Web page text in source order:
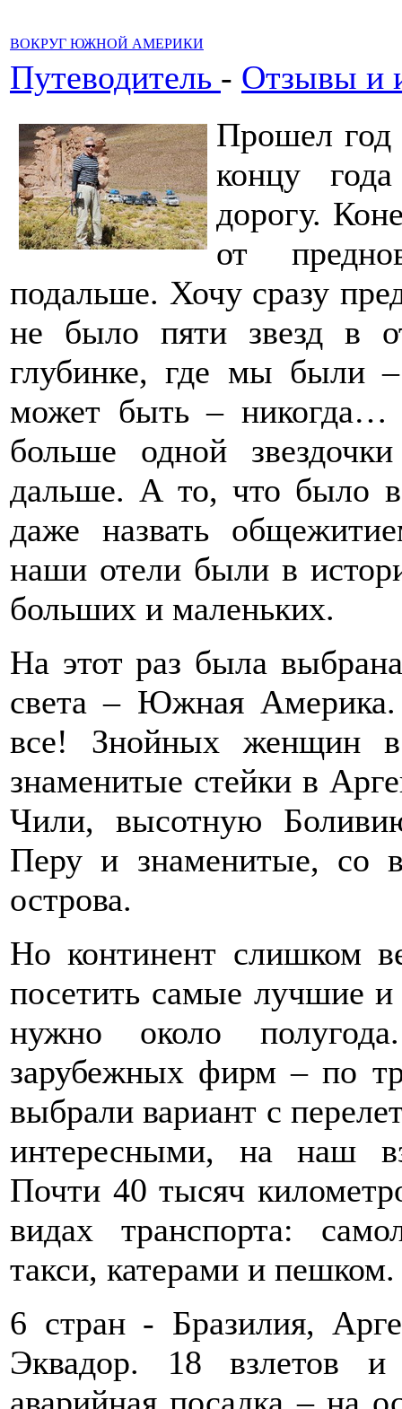
ВОКРУГ ЮЖНОЙ АМЕРИКИ
Путеводитель - Отзывы и
Прошел год
концу
дорогу.
от
подальше. Хочу сразу
не было пяти звезд в
глубинке, где мы были
может быть –
больше одной
дальше. А то, что было
даже назвать
наши отели были в
больших и маленьких.
На этот раз была
света – Южная Америка.
все! Знойных женщин в
знаменитые стейки в
Чили, высотную
Перу и знаменитые, со
острова.
Но континент слишком
посетить самые лучшие
нужно около
зарубежных фирм – по
выбрали вариант с
интересными, на наш
Почти 40 тысяч
видах транспорта:
такси, катерами и пешком.
6 стран - Бразилия,
Эквадор. 18 взлетов